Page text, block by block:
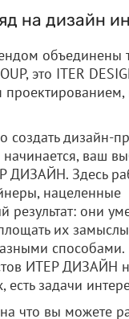
на дизайн
объединены
это ITER
создать дизайн-
начинается, ваш
ДИЗАЙН. Здесь
нацеленные
результат: они
их
способами.
ИТЕР ДИЗАЙН
задачи
что вы можете